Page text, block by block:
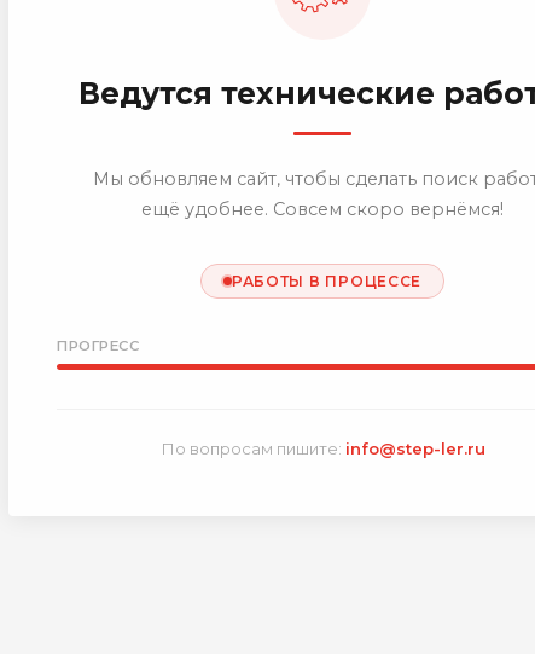
Ведутся технические
Мы обновляем сайт, чтобы сделать поиск
ещё удобнее. Совсем скоро вернёмся!
РАБОТЫ В ПРОЦЕССЕ
ПРОГРЕСС
По вопросам пишите: info@step-ler.ru